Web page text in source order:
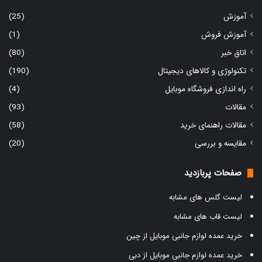
آموزش
(25)
آموزش فروش
(1)
اتاق خبر
(80)
تکنولوژی و کالاهای دیجیتال
(190)
راه اندازی فروشگاه موبایل
(4)
مقالات
(93)
مقالات راهنمای خرید
(58)
مقایسه و بررسی
(20)
صفحات پربازدید
لیست گلس های مشابه
لیست قاب های مشابه
خرید عمده لوازم جانبی موبایل از چین
خرید عمده لوازم جانبی موبایل از دبی